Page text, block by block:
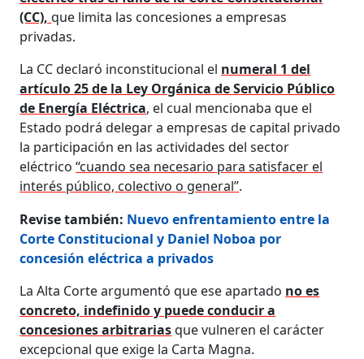
(CC),que limita las concesiones a empresas
privadas.
La CC declaró inconstitucional el numeral 1 del
artículo 25 de la Ley Orgánica de Servicio Público
de Energía Eléctrica, el cual mencionaba que el
Estado podrá delegar a empresas de capital privado
la participación en las actividades del sector
eléctrico“cuando sea necesario para satisfacer el
interés público, colectivo o general”.
Revise también: Nuevo enfrentamiento entre la
Corte Constitucional y Daniel Noboa por
concesión eléctrica a privados
La Alta Corte argumentó que ese apartado no es
concreto, indefinido y puede conducir a
concesiones arbitrariasque vulneren el carácter
excepcional que exige la Carta Magna.